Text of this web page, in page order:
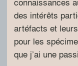
des intérêts
artéfacts et
pour les
que j’ai une